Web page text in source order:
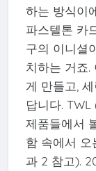
하는 방식이
파스텔톤 카
구의 이니셜
치하는 거죠.
게 만들고,
답니다.
제품들에서
함 속에서 오
과 2 참고).